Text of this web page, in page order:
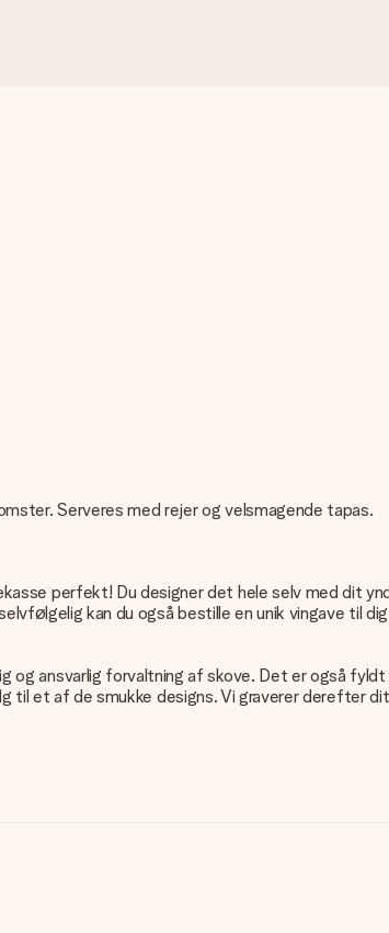
Serveres med rejer og velsmagende tapas.
perfekt! Du designer det hele selv med dit
kan du også bestille en unik vingave til
ansvarlig forvaltning af skove. Det er også fyldt
til et af de smukke designs. Vi graverer derefter